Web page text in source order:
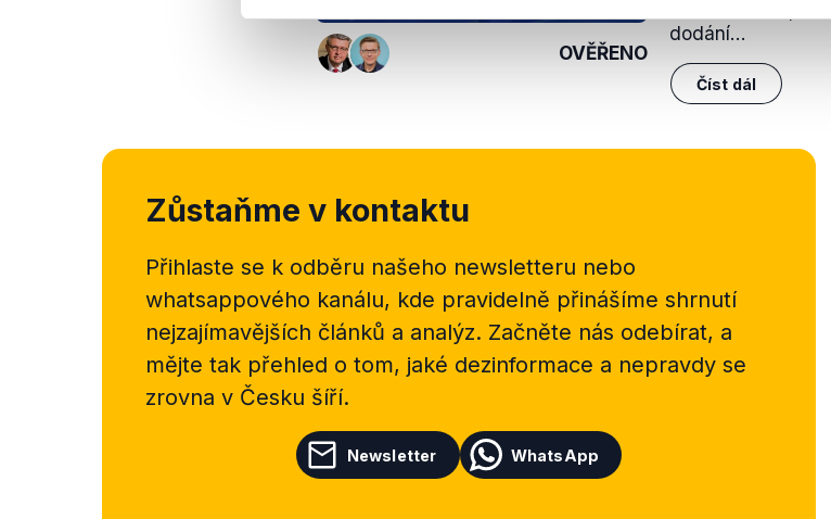
OVĚŘENO
dodání...
Číst dál
Zůstaňme v kontaktu
Přihlaste se k odběru našeho newsletteru nebo
whatsappového kanálu, kde pravidelně přinášíme shrnutí
nejzajímavějších článků a analýz. Začněte nás odebírat, a
mějte tak přehled o tom, jaké dezinformace a nepravdy se
zrovna v Česku šíří.
Newsletter WhatsApp